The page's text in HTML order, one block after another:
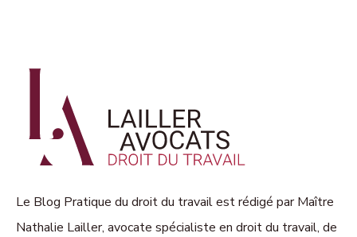
Le Blog Pratique du droit du travail est rédigé par Maître
Nathalie Lailler, avocate spécialiste en droit du travail, de